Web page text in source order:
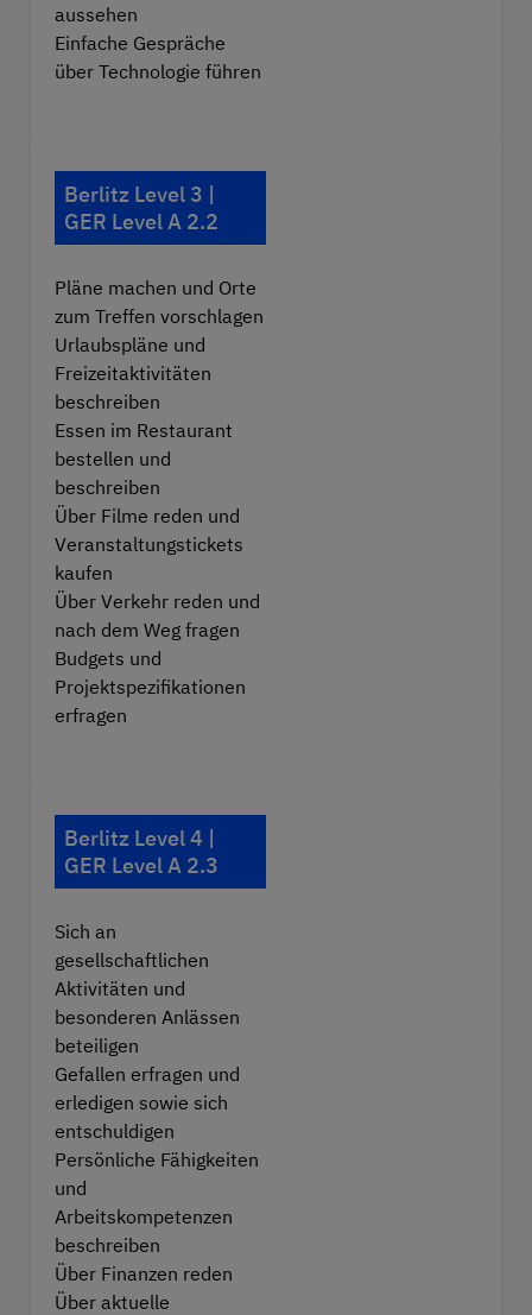
aussehen
Einfache Gespräche
über Technologie führen
Berlitz Level 3 |
GER Level A 2.2
Pläne machen und Orte
zum Treffen vorschlagen
Urlaubspläne und
Freizeitaktivitäten
beschreiben
Essen im Restaurant
bestellen und
beschreiben
Über Filme reden und
Veranstaltungstickets
kaufen
Über Verkehr reden und
nach dem Weg fragen
Budgets und
Projektspezifikationen
erfragen
Berlitz Level 4 |
GER Level A 2.3
Sich an
gesellschaftlichen
Aktivitäten und
besonderen Anlässen
beteiligen
Gefallen erfragen und
erledigen sowie sich
entschuldigen
Persönliche Fähigkeiten
und
Arbeitskompetenzen
beschreiben
Über Finanzen reden
Über aktuelle